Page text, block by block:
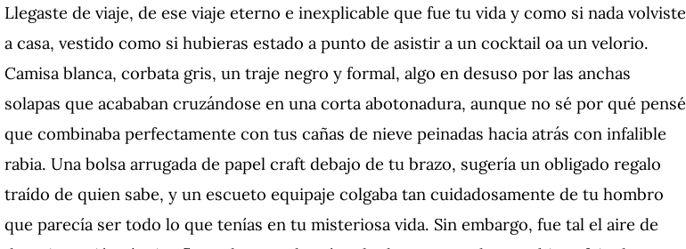
Llegaste de viaje, de ese viaje eterno e inexplicable que fue tu vida y como si nada volviste
a casa, vestido como si hubieras estado a punto de asistir a un cocktail oa un velorio.
Camisa blanca, corbata gris, un traje negro y formal, algo en desuso por las anchas
solapas que acababan cruzándose en una corta abotonadura, aunque no sé por qué pensé
que combinaba perfectamente con tus cañas de nieve peinadas hacia atrás con infalible
rabia. Una bolsa arrugada de papel craft debajo de tu brazo, sugería un obligado regalo
traído de quien sabe, y un escueto equipaje colgaba tan cuidadosamente de tu hombro
que parecía ser todo lo que tenías en tu misteriosa vida. Sin embargo, fue tal el aire de